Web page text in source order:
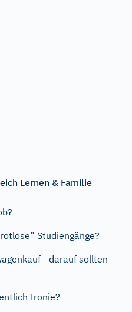
Lernen & Familie
Studiengänge?
- darauf sollten
Ironie?